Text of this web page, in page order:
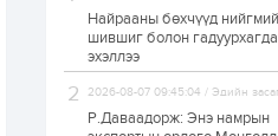
Худалдагч
Н.Амарзаяа:
хуудастай
дэвтэр долоо
2 өдөр 0
Найрааны бөхчүүд
шившиг болон
эхэллээ
2026-08-07 09:45:04 / Эдийн
Р.Даваадорж: Энэ намрын